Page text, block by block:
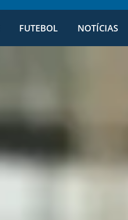
FUTEBOL NOTÍCIAS